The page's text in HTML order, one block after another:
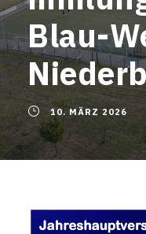
Blau-
10. MÄRZ 2026